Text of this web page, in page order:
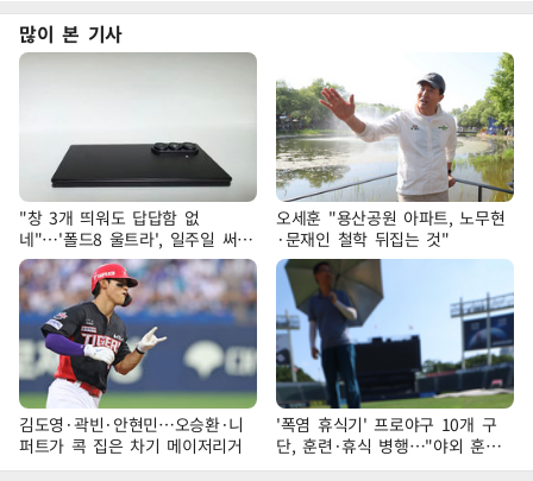
많이 본 기사
"창 3개 띄워도 답답함 없
네"…'폴드8 울트라', 일주일 써보
니
오세훈 "용산공원 아파트, 노무현
·문재인 철학 뒤집는 것"
김도영·곽빈·안현민…오승환·니
퍼트가 콕 집은 차기 메이저리거
'폭염 휴식기' 프로야구 10개 구
단, 훈련·휴식 병행…"야외 훈련
해도 안전 최우선"